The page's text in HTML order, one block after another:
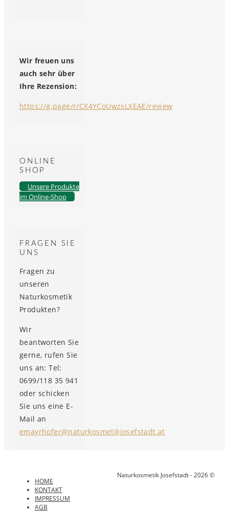
Wir freuen uns
auch sehr über
Ihre Rezension:
https://g.page/r/CX4YCoUwzsLXEAE/review
ONLINE
SHOP
Unsere Produkte
im Online-Shop
FRAGEN SIE
UNS
Fragen zu
unseren
Naturkosmetik
Produkten?
Wir
beantworten Sie
gerne, rufen Sie
uns an: Tel:
0699/118 35 941
oder schicken
Sie uns eine E-
Mail an
emayrhofer@naturkosmetikjosefstadt.at
Naturkosmetik Josefstadt - 2026 ©
HOME
KONTAKT
IMPRESSUM
AGB